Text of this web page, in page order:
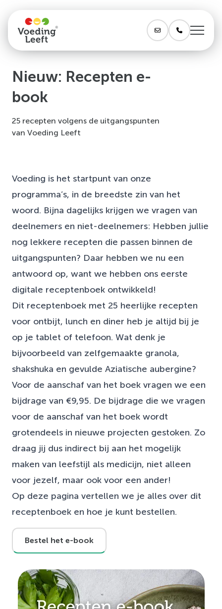
Nieuw: Recepten e-
book
25 recepten volgens de uitgangspunten
van Voeding Leeft
Voeding is het startpunt van onze
programma’s, in de breedste zin van het
woord. Bijna dagelijks krijgen we vragen van
deelnemers en niet-deelnemers: Hebben jullie
nog lekkere recepten die passen binnen de
uitgangspunten? Daar hebben we nu een
antwoord op, want we hebben ons eerste
digitale receptenboek ontwikkeld!
Dit receptenboek met 25 heerlijke recepten
voor ontbijt, lunch en diner heb je altijd bij je
op je tablet of telefoon. Wat denk je
bijvoorbeeld van zelfgemaakte granola,
shakshuka en gevulde Aziatische aubergine?
Voor de aanschaf van het boek vragen we een
bijdrage van €9,95. De bijdrage die we vragen
voor de aanschaf van het boek wordt
grotendeels in nieuwe projecten gestoken. Zo
draag jij dus indirect bij aan het mogelijk
maken van leefstijl als medicijn, niet alleen
voor jezelf, maar ook voor een ander!
Op deze pagina vertellen we je alles over dit
receptenboek en hoe je kunt bestellen.
Bestel het e-book